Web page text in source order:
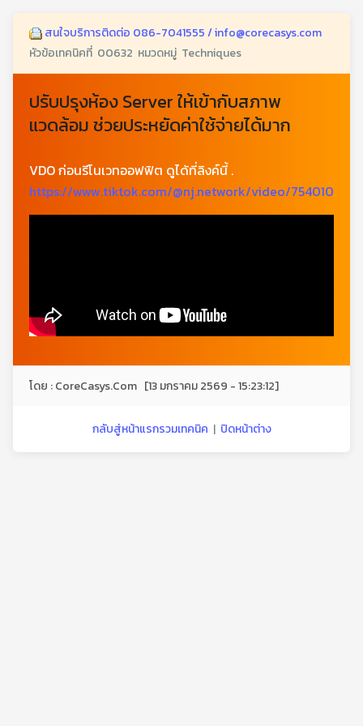
สนใจบริการติดต่อ 086-7041555 / info@corecasys.com
หัวข้อเทคนิคที่ 00632 หมวดหมู่ Techniques
ปรับปรุงห้อง Server ให้เข้ากับสภาพ
แวดล้อม ช่วยประหยัดค่าใช้จ่ายได้มาก
VDO ก่อนรีโนเวทออฟฟิต ดูได้ที่ลิงค์นี้ .
https://www.tiktok.com/@nj.network/video/
โดย : CoreCasys.Com [13 มกราคม 2569 - 15:23:12]
กลับสู่หน้าแรกรวมเทคนิค | ปิดหน้าต่าง